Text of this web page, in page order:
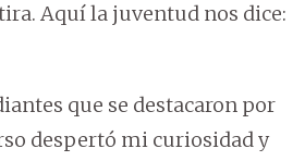
Aquí la juventud nos dice:
que se destacaron por
despertó mi curiosidad y